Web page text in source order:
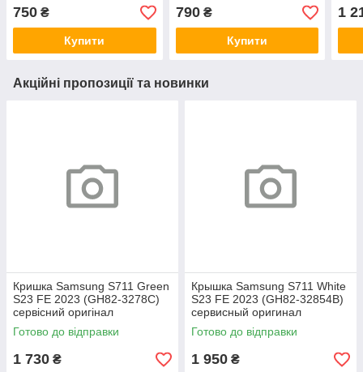
черный (оригинал Китай)
750 ₴
Купити
Note 11 Pro 5G / Note 11 E
Pro / Note 11 Pro Plus /
Note
790₴
Купити
1
Акційні пропозиції та новинки
Кришка Samsung S711 Green
S23 FE 2023 (GH82-3278C)
сервісний оригінал
Готово до відправки
1 730 ₴
Крышка Samsung S711 White
S23 FE 2023 (GH82-32854B)
сервисный оригинал
Готово до відправки
1 950 ₴